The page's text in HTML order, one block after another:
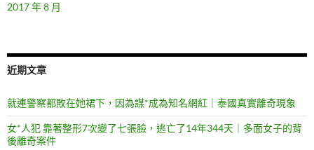
2017 年 8 月
近期文章
就連警察都敗在她裙下，因為謀*成為知名網紅｜泰國真實離奇現象
女*人犯 靠著整形7次變了七張臉，逃亡了14年344天｜多面女子的背
後離奇案件